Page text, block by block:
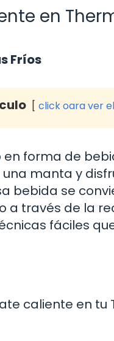
en
Fríos
click oara ver
en forma de
manta y
bebida se
a través de la
fáciles
caliente en tu